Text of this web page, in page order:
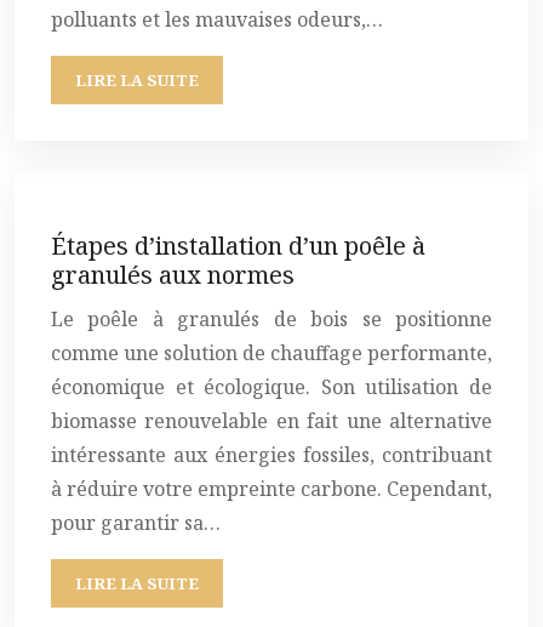
polluants et les mauvaises odeurs,…
LIRE LA SUITE
Étapes d’installation d’un poêle à
granulés aux normes
Le poêle à granulés de bois se positionne
comme une solution de chauffage performante,
économique et écologique. Son utilisation de
biomasse renouvelable en fait une alternative
intéressante aux énergies fossiles, contribuant
à réduire votre empreinte carbone. Cependant,
pour garantir sa…
LIRE LA SUITE